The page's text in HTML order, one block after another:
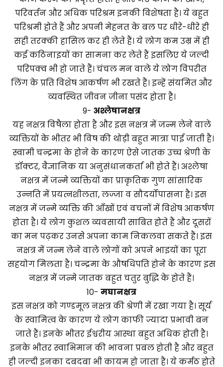
परिवर्तन और अधिक परिश्रम इनकी विशेषता है। ये बहुत
परिश्रमी होते हैं और अपनी मेहनत के बल पर धीरे-धीरे ही
सही तरक्की हासिल कर ही लेते हैं। ये लोग कम उम्र में ही
कई कठिनाइयों का सामना कर लेते हैं इसलिए ये जल्दी
परिपक्व भी हो जाते हैं। चंचल मन वाले ये लोग विपरीत
लिंग के प्रति विशेष आकर्षण भी रखते हैं। इन्हें संयमित और
व्यवस्थित जीवन जीना पसंद होता है।
9- अश्लेषानक्षत्र
यह नक्षत्र विषैला होता है और इस नक्षत्र में जन्म लेने वाले
व्यक्तियों के भीतर भी विष की थोड़ी बहुत मात्रा पाई जाती है।
स्वामी चन्द्रमा के होने के कारण ऐसे जातक उच्च श्रेणी के
डॉक्टर, वैज्ञानिक या अनुसंधानकर्ता भी होते हैं। अश्लेषा
नक्षत्र में जन्मे व्यक्तियों का प्राकृतिक गुण सांसारिक
उन्नति में प्रयत्नशीलता, लज्जा व सौदर्योपासना है। इस
नक्षत्र में जन्मे व्यक्ति की आँखों एवं वचनों में विशेष आकर्षण
होता है। ये लोग कुशल व्यवसायी साबित होते हैं और दूसरों
का मन पढ़कर उनसे अपना काम निकलवा सकते हैं। इस
नक्षत्र में जन्म लेने वाले लोगों को अपने भाइयों का पूरा
सहयोग मिलता है। चन्द्रमा के औषधिपति होने के कारण इस
नक्षत्र में जन्मे जातक बहुत चतुर बुद्धि के होते हैं।
10- मघानक्षत्र
इस नक्षत्र को गण्डमूल नक्षत्र की श्रेणी में रखा गया है। सूर्य
के स्वामित्व के कारण ये लोग काफी ज्यादा प्रभावी बन
जाते हैं। इनके भीतर ईश्वरीय आस्था बहुत अधिक होती है।
इनके भीतर स्वाभिमान की भावना प्रबल होती है और बहुत
ही जल्दी इनका दबदबा भी कायम हो जाता है। ये कर्मठ होते